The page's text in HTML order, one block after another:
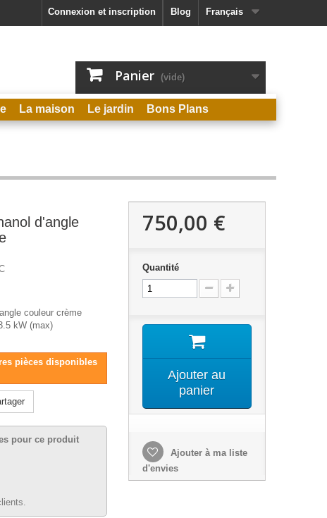
Français
Blog
Connexion et inscription
Panier (vide)
La maison Le jardin Bons Plans
d'angle
couleur crème
kW (max)
pièces disponibles
pour ce produit
750,00 €
Quantité
Ajouter au
panier
Ajouter à ma liste
d'envies